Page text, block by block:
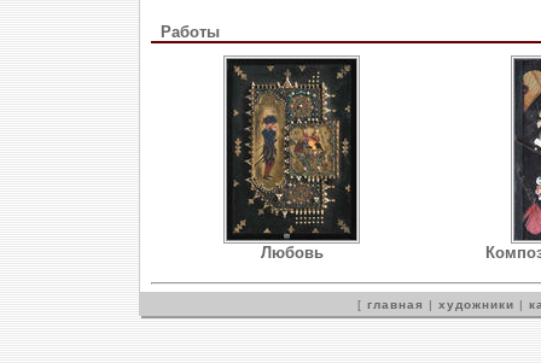
Работы
Любовь
[ главная | художники |